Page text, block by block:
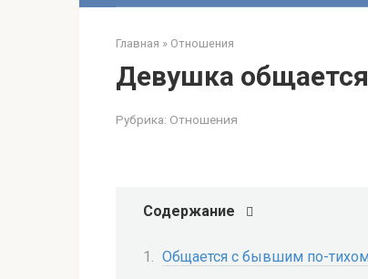
Главная » Отношения
Девушка
Рубрика: Отношения
Содержание
Общается с бывшим по-